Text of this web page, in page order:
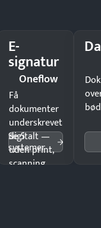
E-
signatur
Oneflow
Få
dokumenter
underskrevet
digitalt —
uden print,
scanning
Se 5
systemer